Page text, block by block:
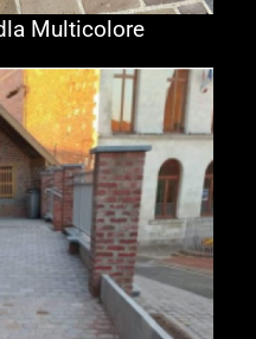
Multicolore